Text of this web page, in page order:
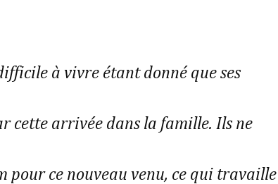
à vivre étant donné que ses
cette arrivée dans la famille. Ils ne
pour ce nouveau venu, ce qui travaille